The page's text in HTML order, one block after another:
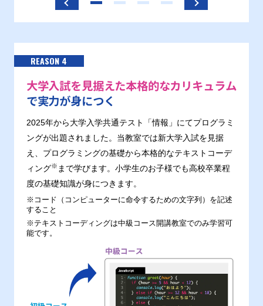
REASON 4
大学入試を見据えた本格的なカリキュラム
で実力が身につく
2025年から大学入学共通テスト「情報」にてプログラミ
ングが出題されました。当教室では新大学入試を見据
え、プログラミングの基礎から本格的なテキストコーデ
ィング※ まで学びます。小学生のお子様でも高校卒業程
度の基礎知識が身につきます。
※コード（コンピューターに命令するための文字列）を記述
すること
※テキストコーディングは中級コース開講教室でのみ学習可
能です。